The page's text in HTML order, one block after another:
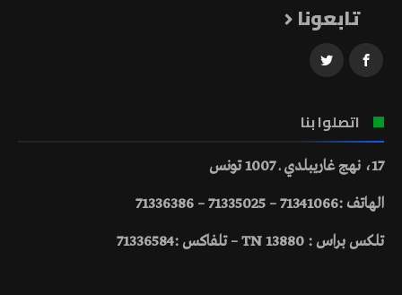
تابعونا
اتصلوا بنا
17، نهج غاريبلدي ـ 1007 تونس
الهاتف :71341066 – 71335025 – 71336386
تلكس براس : 13880 TN – تلفاكس :71336584